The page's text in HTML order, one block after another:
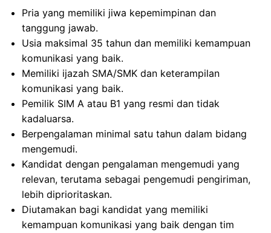
Pria yang memiliki jiwa kepemimpinan dan
tanggung jawab.
Usia maksimal 35 tahun dan memiliki kemampuan
komunikasi yang baik.
Memiliki ijazah SMA/SMK dan keterampilan
komunikasi yang baik.
Pemilik SIM A atau B1 yang resmi dan tidak
kadaluarsa.
Berpengalaman minimal satu tahun dalam bidang
mengemudi.
Kandidat dengan pengalaman mengemudi yang
relevan, terutama sebagai pengemudi pengiriman,
lebih diprioritaskan.
Diutamakan bagi kandidat yang memiliki
kemampuan komunikasi yang baik dengan tim